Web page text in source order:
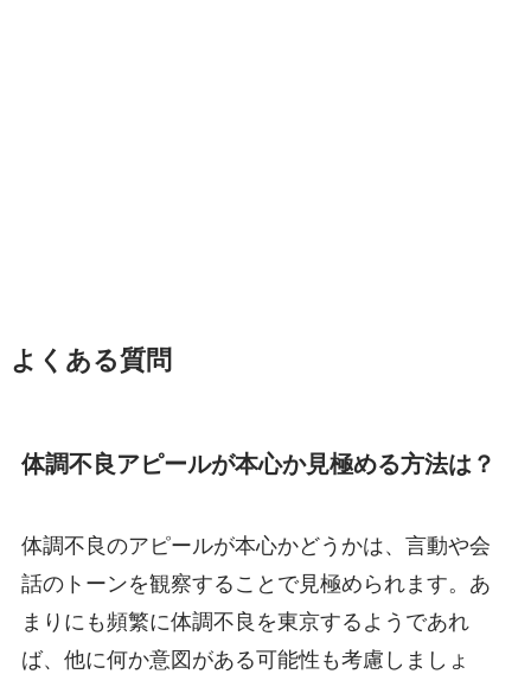
よくある質問
体調不良アピールが本心か見極める方法は？
体調不良のアピールが本心かどうかは、言動や会
話のトーンを観察することで見極められます。あ
まりにも頻繁に体調不良を東京するようであれ
ば、他に何か意図がある可能性も考慮しましょ